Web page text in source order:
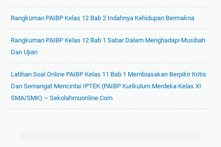
Rangkuman PAIBP Kelas 12 Bab 2 Indahnya Kehidupan Bermakna
Rangkuman PAIBP Kelas 12 Bab 1 Sabar Dalam Menghadapi Musibah
Dan Ujian
Latihan Soal Online PAIBP Kelas 11 Bab 1 Membiasakan Berpikir Kritis
Dan Semangat Mencintai IPTEK (PAIBP Kurikulum Merdeka Kelas XI
SMA/SMK) ~ Sekolahmuonline.com